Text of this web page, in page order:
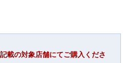
載の対象店舗にてご購入くださ